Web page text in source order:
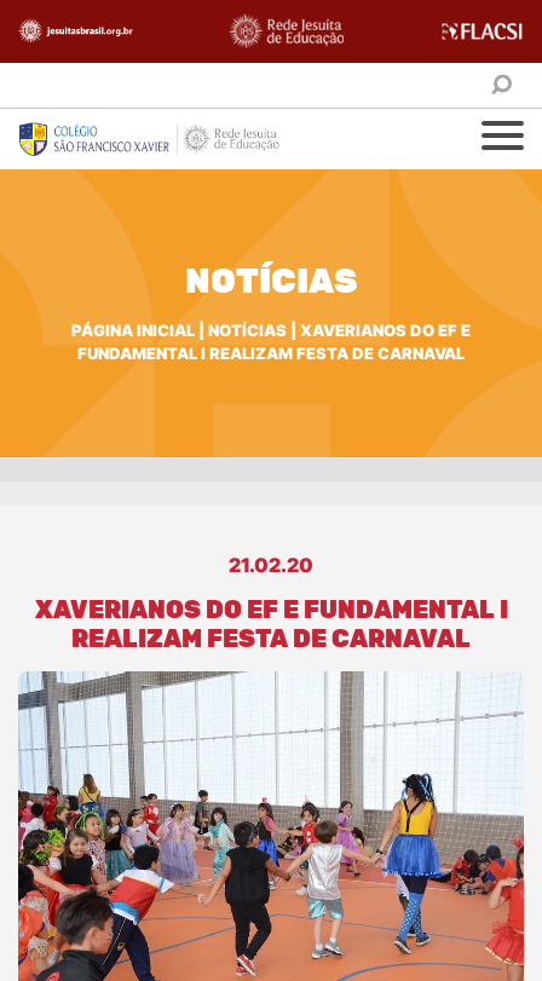
NOTÍCIAS
PÁGINA INICIAL NOTÍCIAS
XAVERIANOS DO EF E
FUNDAMENTAL I REALIZAM FESTA DE CARNAVAL
21.02.20
XAVERIANOS DO EF E FUNDAMENTAL I
REALIZAM FESTA DE CARNAVAL